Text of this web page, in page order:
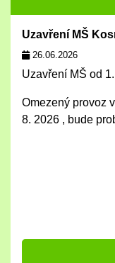
Uzavření MŠ
26.06.2026
Uzavření MŠ od
Omezený provoz
8. 2026 , bude